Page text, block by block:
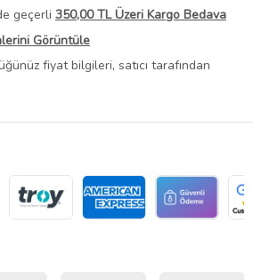
geçerli 350,00 TL Üzeri Kargo Bedava
Görüntüle
fiyat bilgileri, satıcı tarafından